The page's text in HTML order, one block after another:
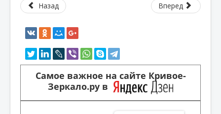
Назад Вперед
Самое важное на сайте Кривое-
Зеркало.ру в